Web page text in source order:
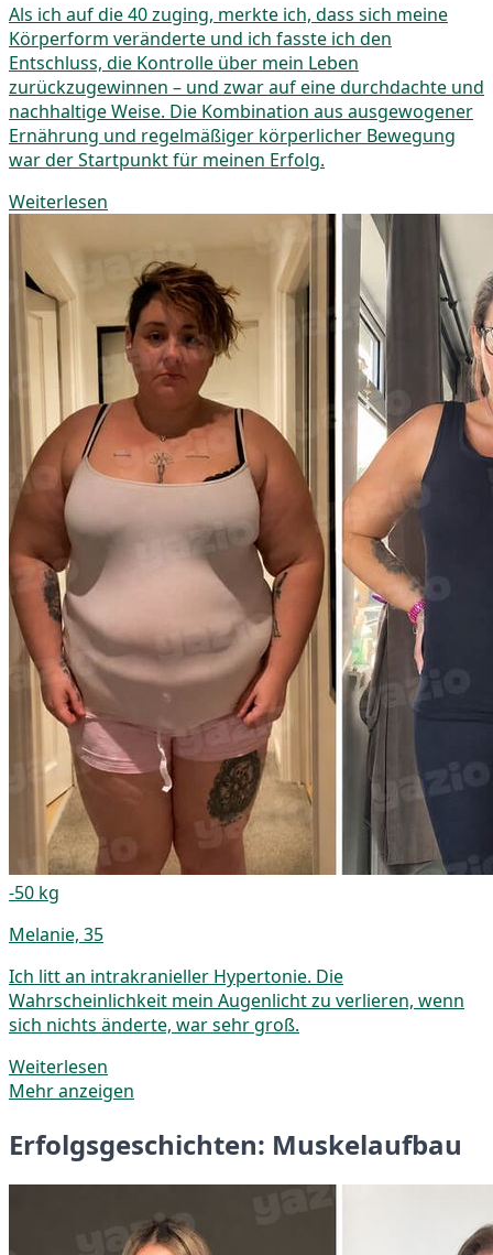
Als ich auf die 40 zuging, merkte ich, dass sich meine
Körperform veränderte und ich fasste ich den
Entschluss, die Kontrolle über mein Leben
zurückzugewinnen – und zwar auf eine durchdachte und
nachhaltige Weise. Die Kombination aus ausgewogener
Ernährung und regelmäßiger körperlicher Bewegung
war der Startpunkt für meinen Erfolg.
Weiterlesen
-50 kg
Melanie, 35
Ich litt an intrakranieller Hypertonie. Die
Wahrscheinlichkeit mein Augenlicht zu verlieren, wenn
sich nichts änderte, war sehr groß.
Weiterlesen
Mehr anzeigen
Erfolgsgeschichten: Muskelaufbau